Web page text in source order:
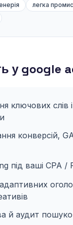
легка
у google
ключових слів
конверсій,
під ваші CPA /
й аудит